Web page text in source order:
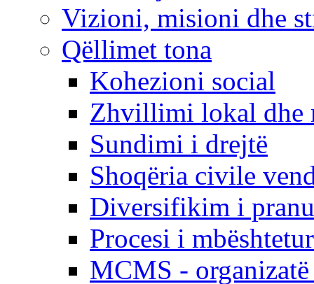
Vizioni, misioni dhe
Qëllimet tona
Kohezioni social
Zhvillimi lokal dhe
Sundimi i drejtë
Shoqëria civile
Diversifikim i
Procesi i
MCMS -